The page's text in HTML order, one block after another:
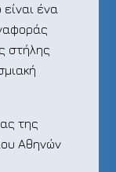
ένα
στήλης
της
Αθηνών